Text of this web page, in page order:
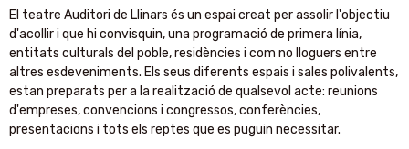
El teatre Auditori de Llinars és un espai creat per assolir l'objectiu
d'acollir i que hi convisquin, una programació de primera línia,
entitats culturals del poble, residències i com no lloguers entre
altres esdeveniments. Els seus diferents espais i sales polivalents,
estan preparats per a la realització de qualsevol acte: reunions
d'empreses, convencions i congressos, conferències,
presentacions i tots els reptes que es puguin necessitar.